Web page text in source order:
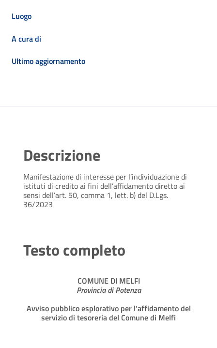
Luogo
A cura di
Ultimo aggiornamento
Descrizione
Manifestazione di interesse per l’individuazione di
istituti di credito ai fini dell’affidamento diretto ai
sensi dell’art. 50, comma 1, lett. b) del D.Lgs.
36/2023
Testo completo
COMUNE DI MELFI
Provincia di Potenza
Avviso pubblico esplorativo per l’affidamento del
servizio di tesoreria del Comune di Melfi